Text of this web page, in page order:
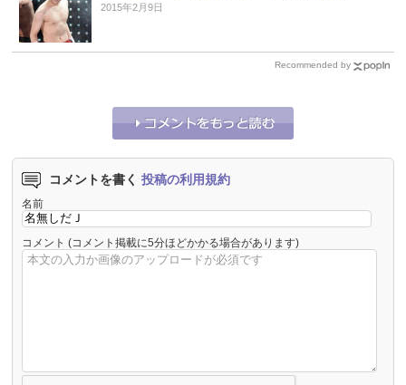
2015年2月9日
Recommended by
コメントを書く 投稿の利用規約
名前
コメント (コメント掲載に5分ほどかかる場合があります)